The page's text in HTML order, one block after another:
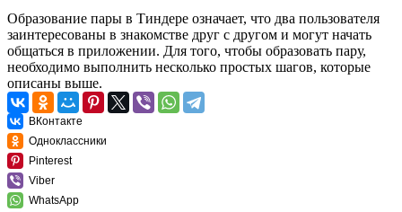
Образование пары в Тиндере означает, что два пользователя
заинтересованы в знакомстве друг с другом и могут начать
общаться в приложении. Для того, чтобы образовать пару,
необходимо выполнить несколько простых шагов, которые
описаны выше.
ВКонтакте
Одноклассники
Pinterest
Viber
WhatsApp